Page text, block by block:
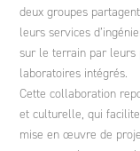
deux groupes
leurs services
sur le terrain par leurs
laboratoires intégrés.
Cette collaboration
et culturelle, qui
mise en œuvre de